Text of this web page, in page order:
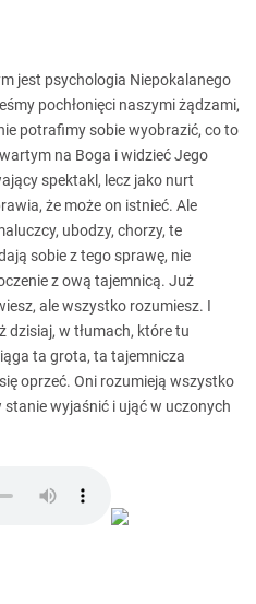
jest psychologia Niepokalanego
pochłonięci naszymi żądzami,
potrafimy sobie wyobrazić, co to
na Boga i widzieć Jego
spektakl, lecz jako nurt
że może on istnieć. Ale
ubodzy, chorzy, te
sobie z tego sprawę, nie
z ową tajemnicą. Już
ale wszystko rozumiesz. I
dzisiaj, w tłumach, które tu
ta grota, ta tajemnicza
oprzeć. Oni rozumieją wszystko
stanie wyjaśnić i ująć w uczonych